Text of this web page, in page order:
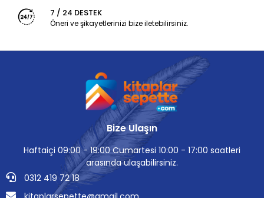
7 / 24 DESTEK
Öneri ve şikayetlerinizi bize iletebilirsiniz.
Bize Ulaşın
Haftaiçi 09:00 - 19:00 Cumartesi 10:00 - 17:00 saatleri
arasında ulaşabilirsiniz.
0312 419 72 18